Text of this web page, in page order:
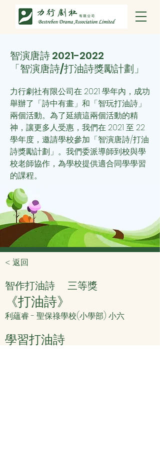
智演唐詩2021-2022
「智演唐詩/打油詩獎勵計劃」
力行劇社有限公司在 2021 學年內，成功
舉辦了「詩中有畫」和「智玩打油詩」
兩個活動。為了延續這兩個活動的精
神，讓更多人受惠，我們在 2021 至 22
學年度，邀請學校參加「智演唐詩/打油
詩獎勵計劃」。我們委派導師到校與學
校老師協作，為學校提供適合同學學習
的課程。
< 返回
智作打油詩 三等獎
《打油詩》
利蘊睿 - 聖保祿學校(小學部) 小六
學習打油詩